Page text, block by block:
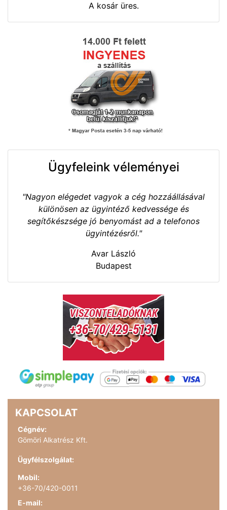
A kosár üres.
Ügyfeleink véleményei
"Nagyon elégedet vagyok a cég hozzáállásával
különösen az ügyintéző kedvessége és
segítőkészsége jó benyomást ad a telefonos
ügyintézésről."
Avar László
Budapest
KAPCSOLAT
Cégnév:
Gömöri Alkatrész Kft.
Ügyfélszolgálat:
Mobil:
+36-70/420-0011
E-mail: